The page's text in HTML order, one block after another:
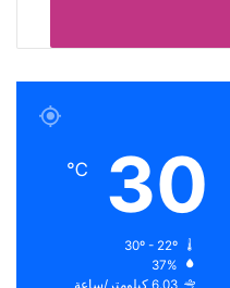
30
℃
37%
6.03 كيلومتر/ساعة